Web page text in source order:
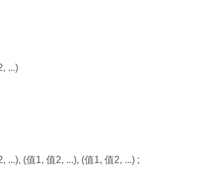
...)
...), (值1, 值2, ...), (值1, 值2, ...) ;